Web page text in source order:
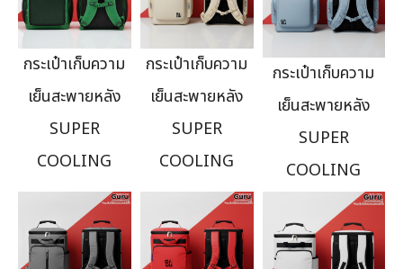
กระเป๋าเก็บความ
เย็นสะพายหลัง
SUPER
COOLING
กระเป๋าเก็บความ
เย็นสะพายหลัง
SUPER
COOLING
กระเป๋าเก็บความ
เย็นสะพายหลัง
SUPER
COOLING